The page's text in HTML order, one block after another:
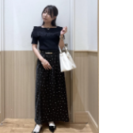
Tシャツ
Wouterwear